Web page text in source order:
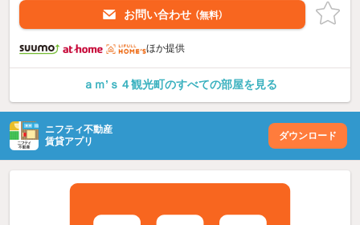
お問い合わせ （無料）
ほか提供
ａｍ’ｓ４観光町のすべての部屋を見る
ニフティ不動産
賃貸アプリ
ダウンロード